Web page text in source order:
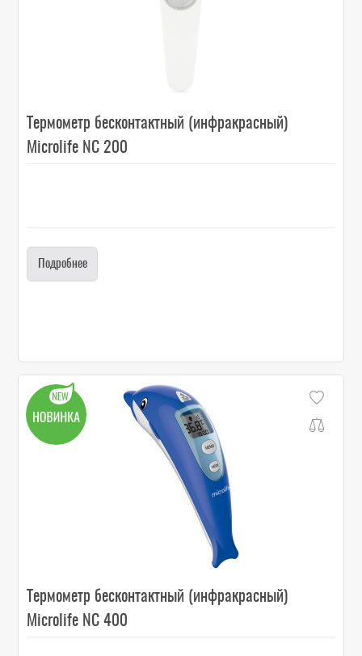
Термометр бесконтактный (инфракрасный)
Microlife NC 200
Подробнее
Термометр бесконтактный (инфракрасный)
Microlife NC 400